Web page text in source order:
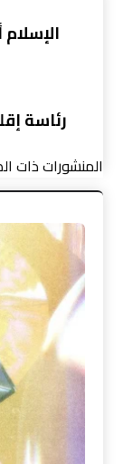
رئاسة
المنشورات ذات